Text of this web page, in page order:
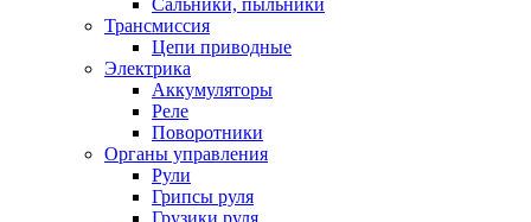
Сальники, пыльники
Трансмиссия
Цепи приводные
Электрика
Аккумуляторы
Реле
Поворотники
Органы управления
Рули
Грипсы руля
Грузики руля